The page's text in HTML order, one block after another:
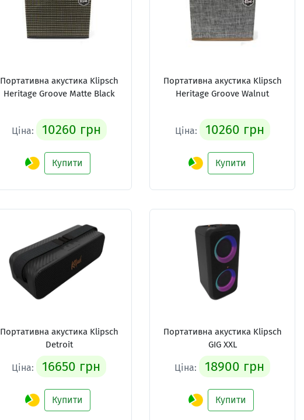
Портативна акустика Klipsch
Heritage Groove Matte Black
Ціна: 10260 грн
Купити
Портативна акустика Klipsch
Heritage Groove Walnut
Ціна: 10260 грн
Купити
Портативна акустика Klipsch
Detroit
Ціна: 16650 грн
Купити
Портативна акустика Klipsch
GIG XXL
Ціна: 18900 грн
Купити